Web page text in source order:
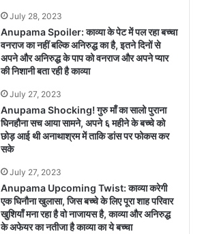
July 28, 2023
Anupama Spoiler: काव्या के पेट में पल रहा बच्चा
वनराज का नहीं बल्कि अनिरुद्ध का है, इतने दिनों से
अपने और अनिरुद्ध के पाप को वनराज और अपने प्यार
की निशानी बता रही है काव्या
July 27, 2023
Anupama Shocking! गुरु माँ का सालो पुराना
घिनहौना सच आया सामने, अपने ६ महीने के बच्चे को
छोड़ आई थी अनाथाश्रम में ताकि डांस पर फोकस कर
सके
July 27, 2023
Anupama Upcoming Twist: काव्या करेगी
एक घिनौना खुलासा, जिस बच्चे के लिए पूरा शाह परिवार
खुशियाँ मना रहा है वो नाजायस है, काव्या और अनिरुद्ध
के अफेयर का नतीजा है काव्या का ये बच्चा